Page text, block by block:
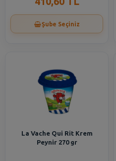
Şube Seçiniz
La Vache Qui Rit Krem
Peynir 270 gr